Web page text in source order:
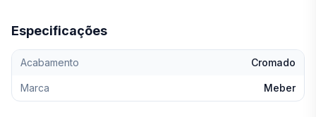
Especificações
Acabamento Cromado
Marca Meber